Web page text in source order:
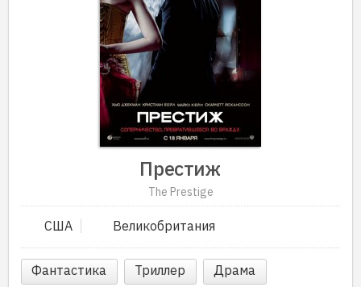
Престиж
The Prestige
США Великобритания
Фантастика Триллер Драма